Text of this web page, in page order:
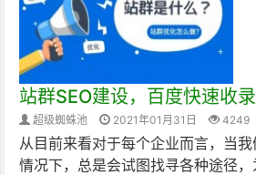
站群SEO建设，百度快速收
超级蜘蛛池 2021年01月31日 4249
从目前来看对于每个企业而言，当
情况下，总是会试图找寻各种途径